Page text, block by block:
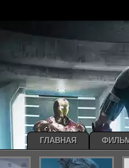
ГЛАВНАЯ